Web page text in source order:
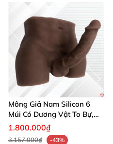
Mông Giả Nam Silicon 6
Múi Có Dương Vật To Bự,
Hấp Dẫn, Siêu Thật
1.800.000₫
3.157.000₫
-43%